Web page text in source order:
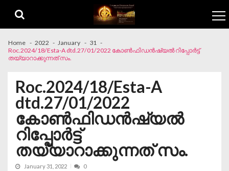
Home 2022 January
31
Roc.2024/18/Esta-A dtd.27/01/2022 കോൺഫിഡൻഷ്യൽ റിപ്പോർട്ട്
തയ്യാറാക്കുന്നത് സം.
Roc.2024/18/Esta-A
dtd.27/01/2022
കോൺഫിഡൻഷ്യൽ
റിപ്പോർട്ട്
തയ്യാറാക്കുന്നത് സം.
January 31, 2022 0